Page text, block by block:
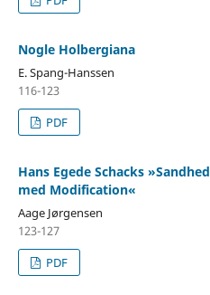
Nogle Holbergiana
E. Spang-Hanssen
116-123
PDF
Hans Egede Schacks »Sandhed
med Modification«
Aage Jørgensen
123-127
PDF